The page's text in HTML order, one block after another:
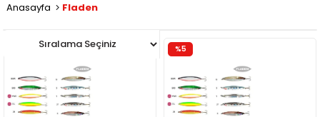
Anasayfa Fladen
%5